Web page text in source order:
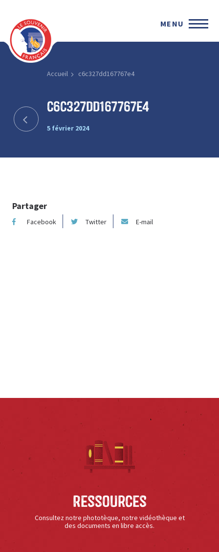
MENU
Accueil c6c327dd167767e4
c6c327dd167767e4
5 février 2024
Partager
Facebook Twitter E-mail
Ressources
Consultez notre phototèque, notre vidéothèque et
des documents en libre accès.